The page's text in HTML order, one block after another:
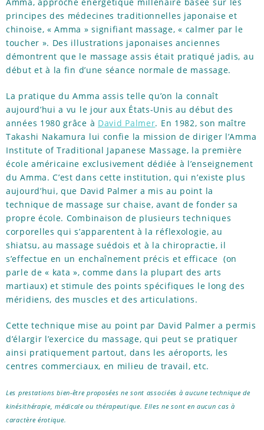
principes des médecines traditionnelles japonaise et
chinoise, « Amma » signifiant massage, « calmer par le
toucher ». Des illustrations japonaises anciennes
démontrent que le massage assis était pratiqué jadis, au
début et à la fin d’une séance normale de massage.
La pratique du Amma assis telle qu’on la connaît
aujourd’hui a vu le jour aux États-Unis au début des
années 1980 grâce à David Palmer. En 1982, son maître
Takashi Nakamura lui confie la mission de diriger l’Amma
Institute of Traditional Japanese Massage, la première
école américaine exclusivement dédiée à l’enseignement
du Amma. C’est dans cette institution, qui n’existe plus
aujourd’hui, que David Palmer a mis au point la
technique de massage sur chaise, avant de fonder sa
propre école. Combinaison de plusieurs techniques
corporelles qui s’apparentent à la réflexologie, au
shiatsu, au massage suédois et à la chiropractie, il
s’effectue en un enchaînement précis et efficace (on
parle de « kata », comme dans la plupart des arts
martiaux) et stimule des points spécifiques le long des
méridiens, des muscles et des articulations.
Cette technique mise au point par David Palmer a permis
d’élargir l’exercice du massage, qui peut se pratiquer
ainsi pratiquement partout, dans les aéroports, les
centres commerciaux, en milieu de travail, etc.
Les prestations bien-être proposées ne sont associées à aucune technique de
kinésithérapie, médicale ou thérapeutique. Elles ne sont en aucun cas à
caractère érotique.